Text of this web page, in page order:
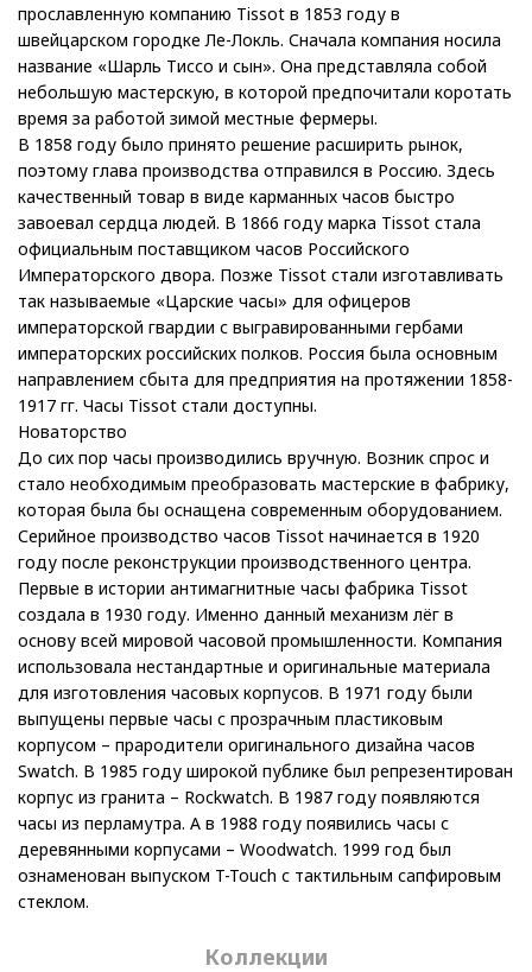
прославленную компанию Tissot в 1853 году в
швейцарском городке Ле-Локль. Сначала компания носила
название «Шарль Тиссо и сын». Она представляла собой
небольшую мастерскую, в которой предпочитали коротать
время за работой зимой местные фермеры.
В 1858 году было принято решение расширить рынок,
поэтому глава производства отправился в Россию. Здесь
качественный товар в виде карманных часов быстро
завоевал сердца людей. В 1866 году марка Tissot стала
официальным поставщиком часов Российского
Императорского двора. Позже Tissot стали изготавливать
так называемые «Царские часы» для офицеров
императорской гвардии с выгравированными гербами
императорских российских полков. Россия была основным
направлением сбыта для предприятия на протяжении 1858-
1917 гг. Часы Tissot стали доступны.
Новаторство
До сих пор часы производились вручную. Возник спрос и
стало необходимым преобразовать мастерские в фабрику,
которая была бы оснащена современным оборудованием.
Серийное производство часов Tissot начинается в 1920
году после реконструкции производственного центра.
Первые в истории антимагнитные часы фабрика Tissot
создала в 1930 году. Именно данный механизм лёг в
основу всей мировой часовой промышленности. Компания
использовала нестандартные и оригинальные материала
для изготовления часовых корпусов. В 1971 году были
выпущены первые часы с прозрачным пластиковым
корпусом – прародители оригинального дизайна часов
Swatch. В 1985 году широкой публике был репрезентирован
корпус из гранита – Rockwatch. В 1987 году появляются
часы из перламутра. А в 1988 году появились часы с
деревянными корпусами – Woodwatch. 1999 год был
ознаменован выпуском T-Touch с тактильным сапфировым
стеклом.
Коллекции